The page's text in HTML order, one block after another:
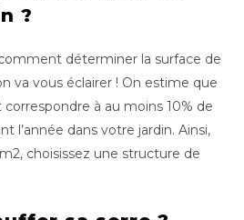
?
déterminer la surface de
va vous éclairer ! On estime que
correspondre à au moins 10% de
l’année dans votre jardin. Ainsi,
choisissez une structure de